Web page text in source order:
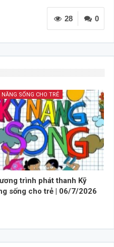
các
phím
mũi
tên
Lên/Xuống
để
tăng
hoặc
giảm
âm
lượng.
0
28
NĂNG SỐNG CHO TRẺ
trình phát thanh Kỹ
sống cho trẻ | 06/7/2026